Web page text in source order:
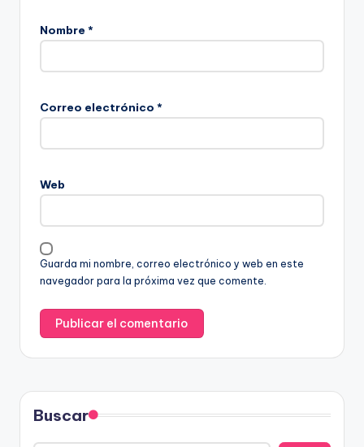
Nombre *
Correo electrónico *
Web
Guarda mi nombre, correo electrónico y web en este
navegador para la próxima vez que comente.
Buscar